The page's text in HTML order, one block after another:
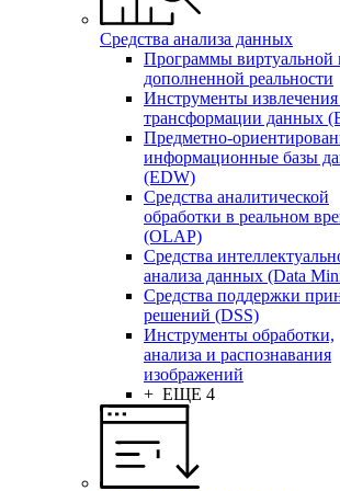
Средства анализа данных
Программы виртуальной
дополненной реальности
Инструменты
трансформации данных
Предметно-
информационные базы
(EDW)
Средства аналитической
обработки в реальном
(OLAP)
Средства
анализа данных (Data
Средства поддержки
решений (DSS)
Инструменты обработки,
анализа и распознавания
изображений
+ ЕЩЕ 4